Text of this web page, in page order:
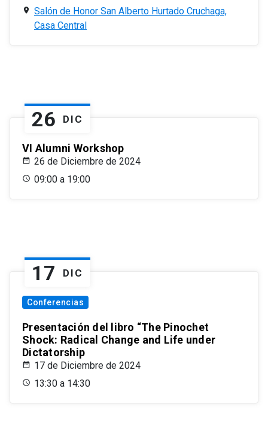
Salón de Honor San Alberto Hurtado Cruchaga,
Casa Central
26 DIC
VI Alumni Workshop
26 de Diciembre de 2024
09:00 a 19:00
17 DIC
Conferencias
Presentación del libro “The Pinochet
Shock: Radical Change and Life under
Dictatorship
17 de Diciembre de 2024
13:30 a 14:30